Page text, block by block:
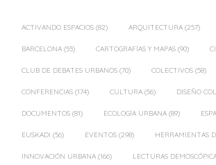
ACTIVANDO ESPACIOS (82) ARQUITECTURA (257)
BARCELONA (55) CARTOGRAFÍAS Y MAPAS (90)
CLUB DE DEBATES URBANOS (70) COLECTIVOS (58)
CONFERENCIAS (174) CULTURA (56) DISEÑO
DOCUMENTOS (81) ECOLOGÍA URBANA (89)
EUSKADI (56) EVENTOS (298) HERRAMIENTAS
INNOVACIÓN URBANA (166) LECTURAS